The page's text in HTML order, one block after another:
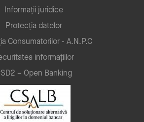
Informații juridice
Protecția datelor
Consumatorilor - A.N.P.C
informațiilor
– Open Banking